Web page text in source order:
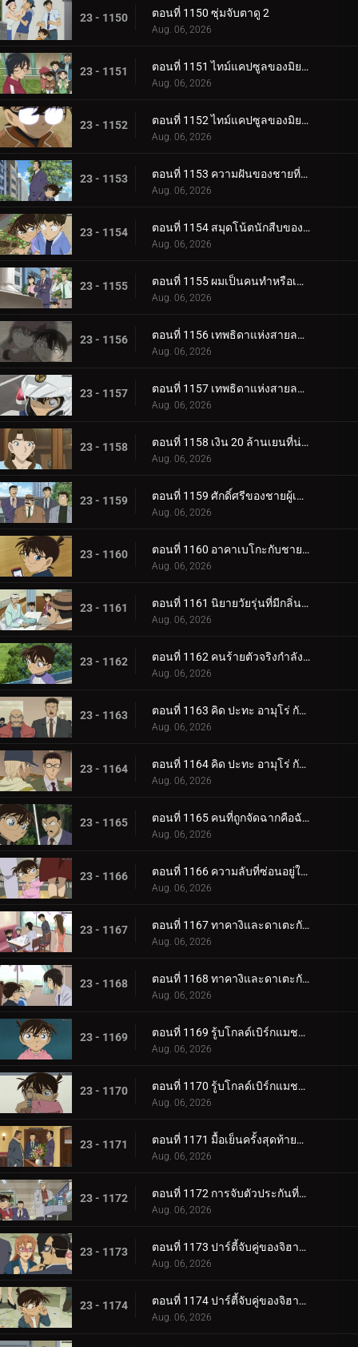
23 - 1150 ตอนที่ 1150 ซุ่มจับตาดู 2
Aug. 06, 2026
23 - 1151 ตอนที่ 1151 ไทม์แคปซูลของมิยาโนะ อาเคมิ (ตอนแรก)
Aug. 06, 2026
23 - 1152 ตอนที่ 1152 ไทม์แคปซูลของมิยาโนะ อาเคมิ (ตอนจบ)
Aug. 06, 2026
23 - 1153 ตอนที่ 1153 ความฝันของชายที่หายไป
Aug. 06, 2026
23 - 1154 ตอนที่ 1154 สมุดโน้ตนักสืบของสึบุรายะ มิตสึฮิโกะ 2
Aug. 06, 2026
23 - 1155 ตอนที่ 1155 ผมเป็นคนทำหรือเปล่า?
Aug. 06, 2026
23 - 1156 ตอนที่ 1156 เทพธิดาแห่งสายลม・ฮางิวาระ จิฮายะ (ตอนแรก)
Aug. 06, 2026
23 - 1157 ตอนที่ 1157 เทพธิดาแห่งสายลม・ฮางิวาระ จิฮายะ (ตอนจบ)
Aug. 06, 2026
23 - 1158 ตอนที่ 1158 เงิน 20 ล้านเยนที่น่าสงสัย
Aug. 06, 2026
23 - 1159 ตอนที่ 1159 ศักดิ์ศรีของชายผู้เป็นอมตะ
Aug. 06, 2026
23 - 1160 ตอนที่ 1160 อาคาเบโกะกับชายผู้โชคดี 3 คน
Aug. 06, 2026
23 - 1161 ตอนที่ 1161 นิยายวัยรุ่นที่มีกลิ่นความรู้สึกผิด
Aug. 06, 2026
23 - 1162 ตอนที่ 1162 คนร้ายตัวจริงกำลังหลบหนี
Aug. 06, 2026
23 - 1163 ตอนที่ 1163 คิด ปะทะ อามุโร่ กับมงกุฎราชินี (ตอนแรก)
Aug. 06, 2026
23 - 1164 ตอนที่ 1164 คิด ปะทะ อามุโร่ กับมงกุฎราชินี (ตอนจบ)
Aug. 06, 2026
23 - 1165 ตอนที่ 1165 คนที่ถูกจัดฉากคือฉันเอง
Aug. 06, 2026
23 - 1166 ตอนที่ 1166 ความลับที่ซ่อนอยู่ในการ์ด
Aug. 06, 2026
23 - 1167 ตอนที่ 1167 ทาคางิและดาเตะกับสมุดบันทึกแห่งคำสัญญา (ตอนแรก)
Aug. 06, 2026
23 - 1168 ตอนที่ 1168 ทาคางิและดาเตะกับสมุดบันทึกแห่งคำสัญญา (ตอนจบ)
Aug. 06, 2026
23 - 1169 ตอนที่ 1169 รู้บโกลด์เบิร์กแมชชีน (ตอนแรก)
Aug. 06, 2026
23 - 1170 ตอนที่ 1170 รู้บโกลด์เบิร์กแมชชีน (ตอนจบ)
Aug. 06, 2026
23 - 1171 ตอนที่ 1171 มื้อเย็นครั้งสุดท้ายแด่คุณ
Aug. 06, 2026
23 - 1172 ตอนที่ 1172 การจับตัวประกันที่แสนวุ่นวาย
Aug. 06, 2026
23 - 1173 ตอนที่ 1173 ปาร์ตี้จับคู่ของจิฮายะและจูโกะ (ตอนแรก)
Aug. 06, 2026
23 - 1174 ตอนที่ 1174 ปาร์ตี้จับคู่ของจิฮายะและจูโกะ (ตอนจบ)
Aug. 06, 2026